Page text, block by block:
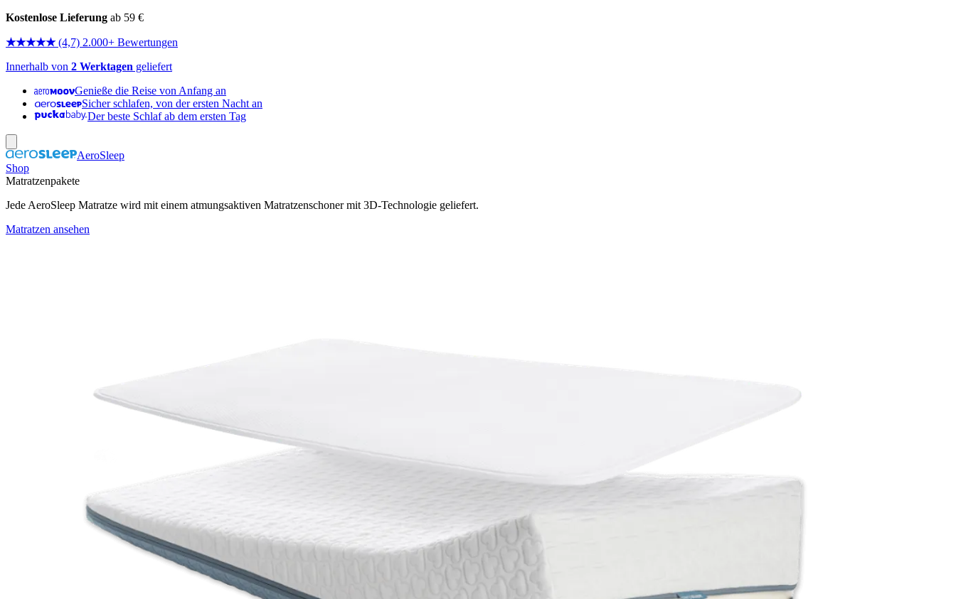
Kostenlose Lieferung ab 59 €
★★★★★ (4,7) 2.000+ Bewertungen
Innerhalb von 2 Werktagen geliefert
Genieße die Reise von Anfang an
Sicher schlafen, von der ersten Nacht an
Der beste Schlaf ab dem ersten Tag
AeroSleep
Shop
Matratzenpakete
Jede AeroSleep Matratze wird mit einem atmungsaktiven Matratzenschoner mit 3D-Technologie geliefert.
Matratzen ansehen